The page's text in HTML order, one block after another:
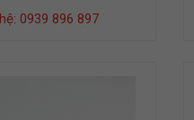
0939 896 897